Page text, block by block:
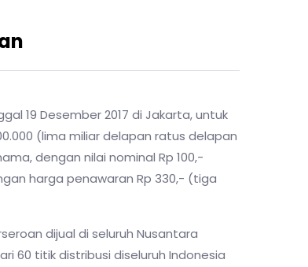
19 Desember 2017 di Jakarta, untuk
(lima miliar delapan ratus delapan
dengan nilai nominal Rp 100,-
harga penawaran Rp 330,- (tiga
dijual di seluruh Nusantara
60 titik distribusi diseluruh Indonesia